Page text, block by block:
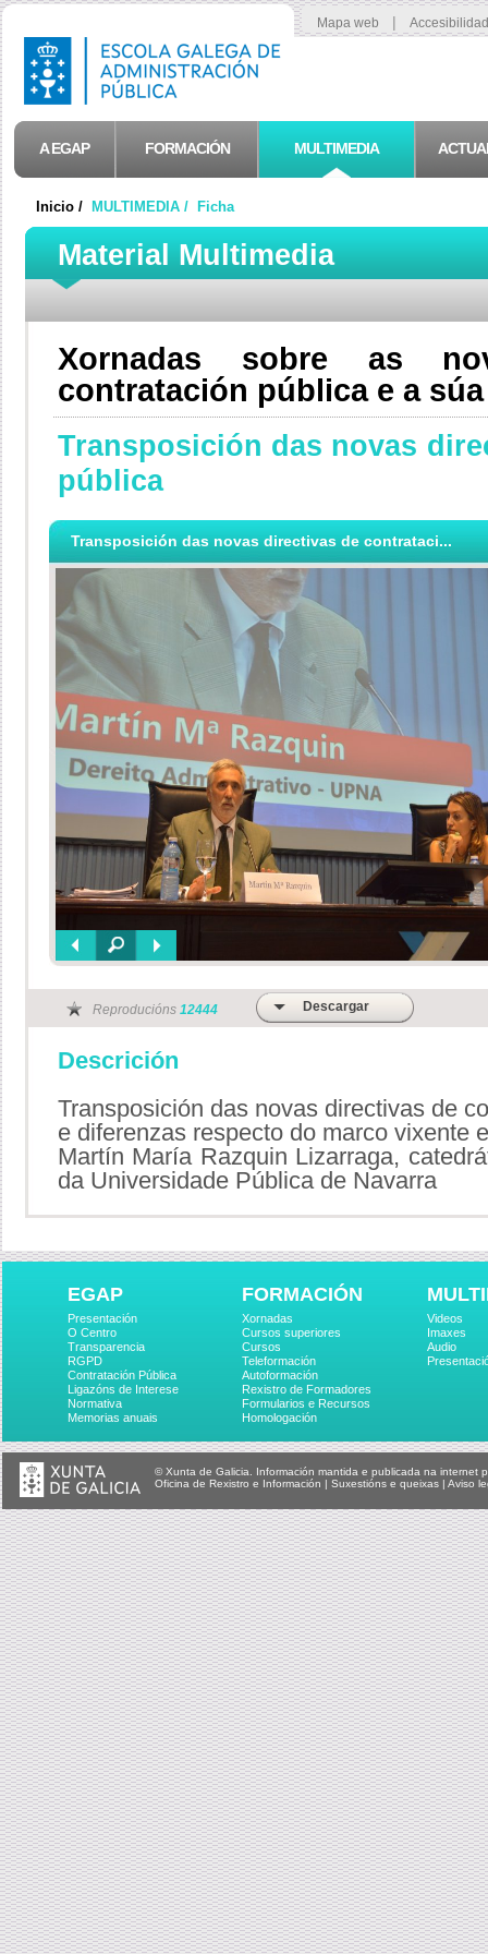
Mapa web |
A EGAP FORMACIÓN MULTIMEDIA
Inicio / MULTIMEDIA / Ficha
Material Multimedia
Xornadas sobre as
contratación pública e a
Transposición das novas
pública
Transposición das novas directivas de contrataci...
Reproducións 12444 Descargar
Descrición
Transposición das novas directivas de
e diferenzas respecto do marco vixente
Martín María Razquin Lizarraga,
da Universidade Pública de Navarra
EGAP
Presentación
O Centro
Transparencia
RGPD
Contratación Pública
Ligazóns de Interese
Normativa
Memorias anuais
FORMACIÓN
Xornadas
Cursos superiores
Cursos
Teleformación
Autoformación
Rexistro de Formadores
Formularios e Recursos
Homologación
Videos
Imaxes
Audio
© Xunta de Galicia. Información mantida e publicada na internet
Oficina de Rexistro e Información | Suxestións e queixas | Aviso